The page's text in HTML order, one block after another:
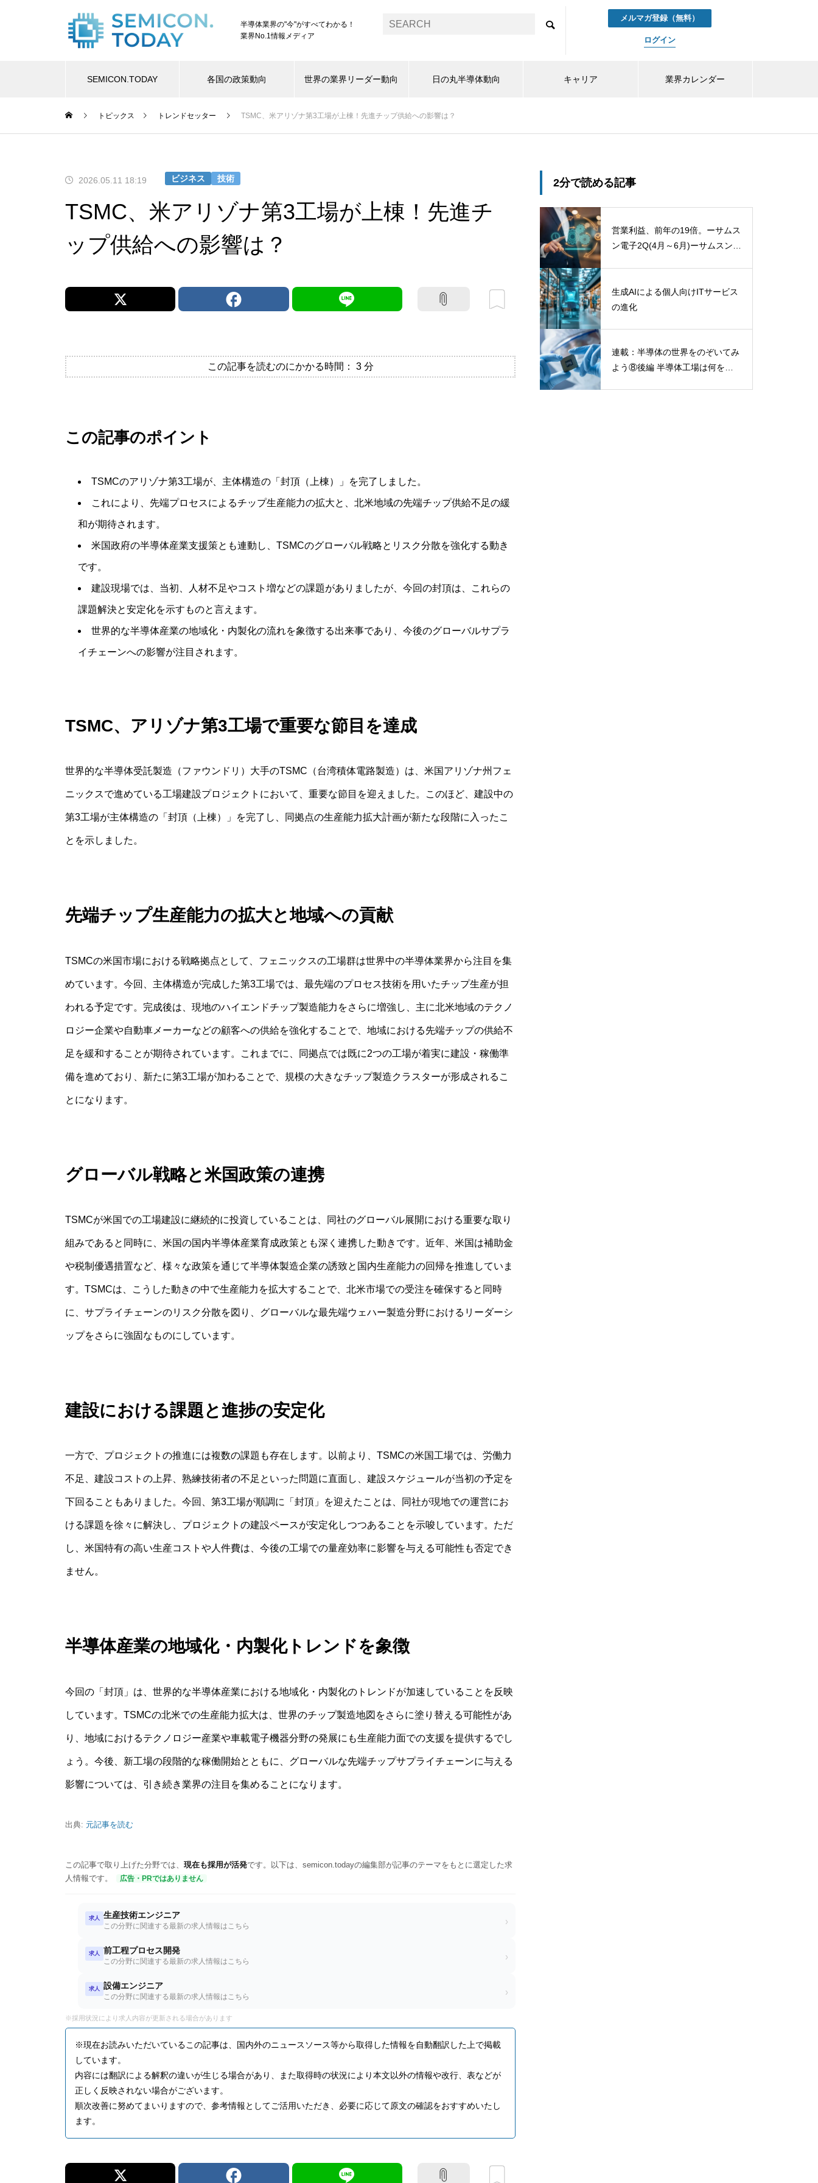
半導体業界の"今"がすべてわかる！
業界No.1情報メディア
メルマガ登録（無料）
ログイン
SEMICON.TODAY 各国の政策動向 世界の業界リーダー動向 日の丸半導体動向 キャリア 業界カレンダー
トピックス トレンドセッター TSMC、米アリゾナ第3工場が上棟！先進チップ供給への影響は？
2026.05.11 18:19 ビジネス 技術
TSMC、米アリゾナ第3工場が上棟！先進チ
ップ供給への影響は？
この記事を読むのにかかる時間： 3 分
この記事のポイント
TSMCのアリゾナ第3工場が、主体構造の「封頂（上棟）」を完了しました。
これにより、先端プロセスによるチップ生産能力の拡大と、北米地域の先端チップ供給不足の緩
和が期待されます。
米国政府の半導体産業支援策とも連動し、TSMCのグローバル戦略とリスク分散を強化する動き
です。
建設現場では、当初、人材不足やコスト増などの課題がありましたが、今回の封頂は、これらの
課題解決と安定化を示すものと言えます。
世界的な半導体産業の地域化・内製化の流れを象徴する出来事であり、今後のグローバルサプラ
イチェーンへの影響が注目されます。
TSMC、アリゾナ第3工場で重要な節目を達成
世界的な半導体受託製造（ファウンドリ）大手のTSMC（台湾積体電路製造）は、米国アリゾナ州フェ
ニックスで進めている工場建設プロジェクトにおいて、重要な節目を迎えました。このほど、建設中の
第3工場が主体構造の「封頂（上棟）」を完了し、同拠点の生産能力拡大計画が新たな段階に入ったこ
とを示しました。
先端チップ生産能力の拡大と地域への貢献
TSMCの米国市場における戦略拠点として、フェニックスの工場群は世界中の半導体業界から注目を集
めています。今回、主体構造が完成した第3工場では、最先端のプロセス技術を用いたチップ生産が担
われる予定です。完成後は、現地のハイエンドチップ製造能力をさらに増強し、主に北米地域のテクノ
ロジー企業や自動車メーカーなどの顧客への供給を強化することで、地域における先端チップの供給不
足を緩和することが期待されています。これまでに、同拠点では既に2つの工場が着実に建設・稼働準
備を進めており、新たに第3工場が加わることで、規模の大きなチップ製造クラスターが形成されるこ
とになります。
グローバル戦略と米国政策の連携
TSMCが米国での工場建設に継続的に投資していることは、同社のグローバル展開における重要な取り
組みであると同時に、米国の国内半導体産業育成政策とも深く連携した動きです。近年、米国は補助金
や税制優遇措置など、様々な政策を通じて半導体製造企業の誘致と国内生産能力の回帰を推進していま
す。TSMCは、こうした動きの中で生産能力を拡大することで、北米市場での受注を確保すると同時
に、サプライチェーンのリスク分散を図り、グローバルな最先端ウェハー製造分野におけるリーダーシ
ップをさらに強固なものにしています。
建設における課題と進捗の安定化
一方で、プロジェクトの推進には複数の課題も存在します。以前より、TSMCの米国工場では、労働力
不足、建設コストの上昇、熟練技術者の不足といった問題に直面し、建設スケジュールが当初の予定を
下回ることもありました。今回、第3工場が順調に「封頂」を迎えたことは、同社が現地での運営にお
ける課題を徐々に解決し、プロジェクトの建設ペースが安定化しつつあることを示唆しています。ただ
し、米国特有の高い生産コストや人件費は、今後の工場での量産効率に影響を与える可能性も否定でき
ません。
半導体産業の地域化・内製化トレンドを象徴
今回の「封頂」は、世界的な半導体産業における地域化・内製化のトレンドが加速していることを反映
しています。TSMCの北米での生産能力拡大は、世界のチップ製造地図をさらに塗り替える可能性があ
り、地域におけるテクノロジー産業や車載電子機器分野の発展にも生産能力面での支援を提供するでし
ょう。今後、新工場の段階的な稼働開始とともに、グローバルな先端チップサプライチェーンに与える
影響については、引き続き業界の注目を集めることになります。
出典: 元記事を読む
この記事で取り上げた分野では、 現在も採用が活発です。以下は、semicon.todayの編集部が記事のテーマをもとに選定した求
人情報です。
広告・PRではありません
求人 生産技術エンジニア
この分野に関連する最新の求人情報はこちら ›
求人 前工程プロセス開発
この分野に関連する最新の求人情報はこちら ›
求人 設備エンジニア
この分野に関連する最新の求人情報はこちら ›
※採用状況により求人内容が更新される場合があります
※現在お読みいただいているこの記事は、国内外のニュースソース等から取得した情報を自動翻訳した上で掲載
しています。
内容には翻訳による解釈の違いが生じる場合があり、また取得時の状況により本文以外の情報や改行、表などが
正しく反映されない場合がございます。
順次改善に努めてまいりますので、参考情報としてご活用いただき、必要に応じて原文の確認をおすすめいたし
ます。
2分で読める記事
営業利益、前年の19倍。ーサムス
ン電子2Q(4月～6月)ーサムスン電
生成AIによる個人向けITサービス
の進化
連載：半導体の世界をのぞいてみ
よう⑧後編 半導体工場は何をし